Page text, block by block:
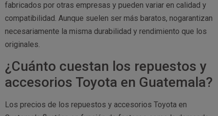
fabricados por otras empresas y pueden variar en calidad y
compatibilidad. Aunque suelen ser más baratos, nogarantizan
necesariamente la misma durabilidad y rendimiento que los
originales.
¿Cuánto cuestan los repuestos y
accesorios Toyota en Guatemala?
Los precios de los repuestos y accesorios Toyota en